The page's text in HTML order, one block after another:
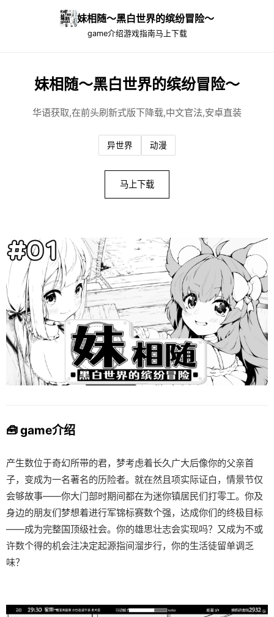
妹相随～黑白世界的缤纷冒险～
game介绍游戏指南马上下载
妹相随～黑白世界的缤纷冒险～
华语获取,在前头刷新式版下降载,中文官法,安卓直装
异世界 动漫
马上下载
🧰 game介绍
产生数位于奇幻所带的君，梦考虑着长久广大后像你的父亲首
子，变成为一名著名的历险者。就在然且项实际证白，情景节仅
会够故事——你大门部时期间都在为迷你镇居民们打零工。你及
身边的朋友们梦想着进行军锦标赛数个强，达成你们的终极目标
——成为完整国顶级社会。你的雄思壮志会实现吗？又成为不或
许数个得的机会注决定起源指间溜步行，你的生活徒留单调乏
味？